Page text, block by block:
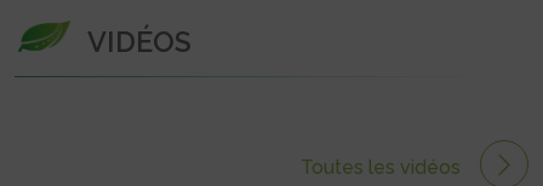
VIDÉOS
Toutes les vidéos